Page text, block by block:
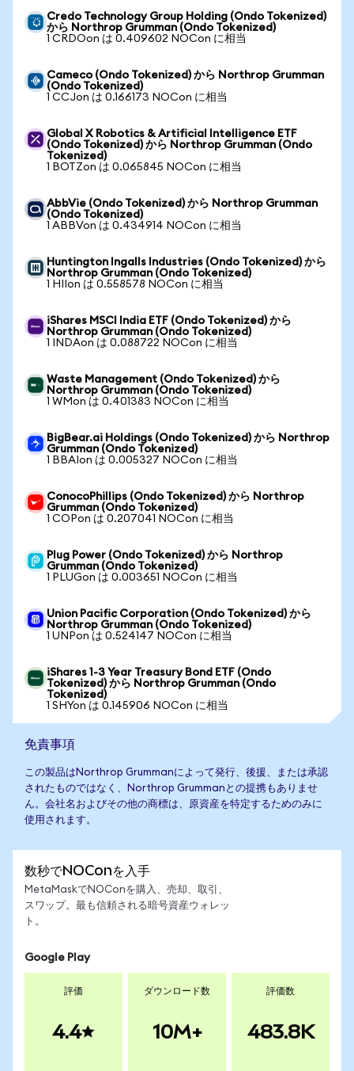
Credo Technology Group Holding (Ondo Tokenized)
から Northrop Grumman (Ondo Tokenized)
1 CRDOon は 0.409602 NOCon に相当
Cameco (Ondo Tokenized) から Northrop Grumman
(Ondo Tokenized)
1 CCJon は 0.166173 NOCon に相当
Global X Robotics & Artificial Intelligence ETF
(Ondo Tokenized) から Northrop Grumman (Ondo
Tokenized)
1 BOTZon は 0.065845 NOCon に相当
AbbVie (Ondo Tokenized) から Northrop Grumman
(Ondo Tokenized)
1 ABBVon は 0.434914 NOCon に相当
Huntington Ingalls Industries (Ondo Tokenized) から
Northrop Grumman (Ondo Tokenized)
1 HIIon は 0.558578 NOCon に相当
iShares MSCI India ETF (Ondo Tokenized) から
Northrop Grumman (Ondo Tokenized)
1 INDAon は 0.088722 NOCon に相当
Waste Management (Ondo Tokenized) から
Northrop Grumman (Ondo Tokenized)
1 WMon は 0.401383 NOCon に相当
BigBear.ai Holdings (Ondo Tokenized) から Northrop
Grumman (Ondo Tokenized)
1 BBAIon は 0.005327 NOCon に相当
ConocoPhillips (Ondo Tokenized) から Northrop
Grumman (Ondo Tokenized)
1 COPon は 0.207041 NOCon に相当
Plug Power (Ondo Tokenized) から Northrop
Grumman (Ondo Tokenized)
1 PLUGon は 0.003651 NOCon に相当
Union Pacific Corporation (Ondo Tokenized) から
Northrop Grumman (Ondo Tokenized)
1 UNPon は 0.524147 NOCon に相当
iShares 1-3 Year Treasury Bond ETF (Ondo
Tokenized) から Northrop Grumman (Ondo
Tokenized)
1 SHYon は 0.145906 NOCon に相当
免責事項
この製品はNorthrop Grummanによって発行、後援、または承認
されたものではなく、Northrop Grummanとの提携もありませ
ん。会社名およびその他の商標は、原資産を特定するためのみに
使用されます。
数秒でNOConを入手
MetaMaskでNOConを購入、売却、取引、
スワップ。最も信頼される暗号資産ウォレッ
ト。
Google Play
評価
4.4
ダウンロード数
10M+
評価数
483.8K